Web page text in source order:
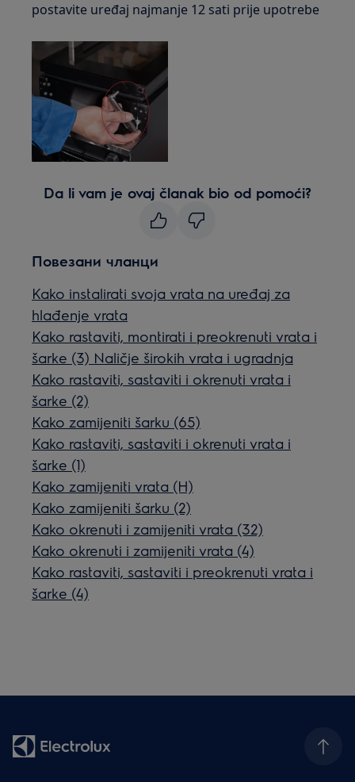
postavite uređaj najmanje 12 sati prije upotrebe
Da li vam je ovaj članak bio od pomoći?
Повезани чланци
Kako instalirati svoja vrata na uređaj za
hlađenje vrata
Kako rastaviti, montirati i preokrenuti vrata i
šarke (3) Naličje širokih vrata i ugradnja
Kako rastaviti, sastaviti i okrenuti vrata i
šarke (2)
Kako zamijeniti šarku (65)
Kako rastaviti, sastaviti i okrenuti vrata i
šarke (1)
Kako zamijeniti vrata (H)
Kako zamijeniti šarku (2)
Kako okrenuti i zamijeniti vrata (32)
Kako okrenuti i zamijeniti vrata (4)
Kako rastaviti, sastaviti i preokrenuti vrata i
šarke (4)